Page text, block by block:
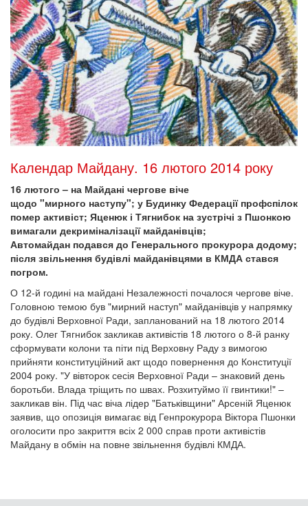
Календар Майдану. 16 лютого 2014 року
16 лютого – на Майдані чергове віче
щодо "мирного наступу"; у Будинку Федерації профспілок
помер активіст; Яценюк і Тягнибок на зустрічі з Пшонкою
вимагали декриміналізації майданівців;
Автомайдан подався до Генерального прокурора додому;
після звільнення будівлі майданівцями в КМДА стався
погром.
О 12-й годині на майдані Незалежності почалося чергове віче.
Головною темою був "мирний наступ" майданівців у напрямку
до будівлі Верховної Ради, запланований на 18 лютого 2014
року. Олег Тягнибок закликав активістів 18 лютого о 8-й ранку
сформувати колони та піти під Верховну Раду з вимогою
прийняти конституційний акт щодо повернення до Конституції
2004 року. "У вівторок сесія Верховної Ради – знаковий день
боротьби. Влада тріщить по швах. Розхитуймо її гвинтики!" –
закликав він. Під час віча лідер "Батьківщини" Арсеній Яценюк
заявив, що опозиція вимагає від Генпрокурора Віктора Пшонки
оголосити про закриття всіх 2 000 справ проти активістів
Майдану в обмін на повне звільнення будівлі КМДА.